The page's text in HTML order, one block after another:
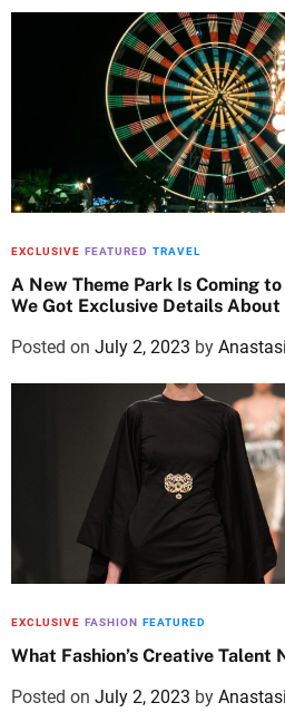
EXCLUSIVE FEATURED TRAVEL
A New Theme Park Is Coming
We Got Exclusive Details About
Posted on July 2, 2023 by
EXCLUSIVE FASHION FEATURED
What Fashion’s Creative Talent
Posted on July 2, 2023 by